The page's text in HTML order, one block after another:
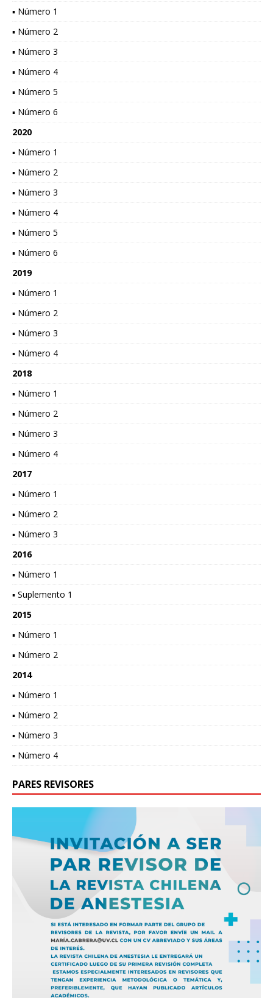
▪ Número 1
▪ Número 2
▪ Número 3
▪ Número 4
▪ Número 5
▪ Número 6
2020
▪ Número 1
▪ Número 2
▪ Número 3
▪ Número 4
▪ Número 5
▪ Número 6
2019
▪ Número 1
▪ Número 2
▪ Número 3
▪ Número 4
2018
▪ Número 1
▪ Número 2
▪ Número 3
▪ Número 4
2017
▪ Número 1
▪ Número 2
▪ Número 3
2016
▪ Número 1
▪ Suplemento 1
2015
▪ Número 1
▪ Número 2
2014
▪ Número 1
▪ Número 2
▪ Número 3
▪ Número 4
PARES REVISORES